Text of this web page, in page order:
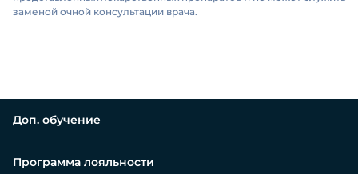
заменой очной консультации врача.
Доп. обучение
Программа лояльности